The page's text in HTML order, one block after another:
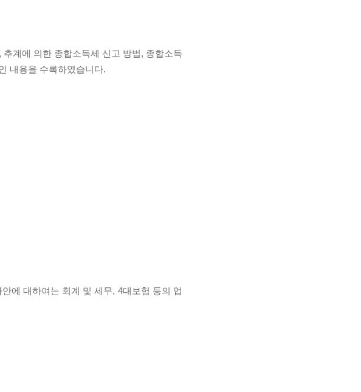
계에 의한 종합소득세 신고 방법, 종합소득
내용을 수록하였습니다.
에 대하여는 회계 및 세무, 4대보험 등의 업